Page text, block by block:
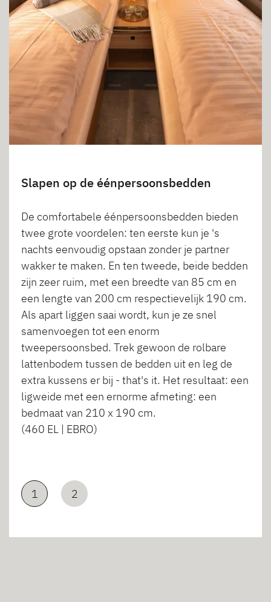
Slapen op de éénpersoonsbedden
De comfortabele éénpersoonsbedden bieden
twee grote voordelen: ten eerste kun je 's
nachts eenvoudig opstaan zonder je partner
wakker te maken. En ten tweede, beide bedden
zijn zeer ruim, met een breedte van 85 cm en
een lengte van 200 cm respectievelijk 190 cm.
Als apart liggen saai wordt, kun je ze snel
samenvoegen tot een enorm
tweepersoonsbed. Trek gewoon de rolbare
lattenbodem tussen de bedden uit en leg de
extra kussens er bij - that's it. Het resultaat: een
ligweide met een ernorme afmeting: een
bedmaat van 210 x 190 cm.
(460 EL | EBRO)
1 2